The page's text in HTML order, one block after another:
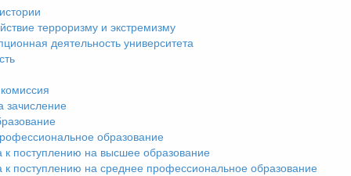
терроризму и экстремизму
деятельность университета
зачисление
образование
к поступлению на высшее образование
к поступлению на среднее профессиональное образование